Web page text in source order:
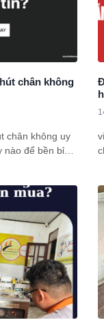
chân không
chân không uy
nào để bền bỉ